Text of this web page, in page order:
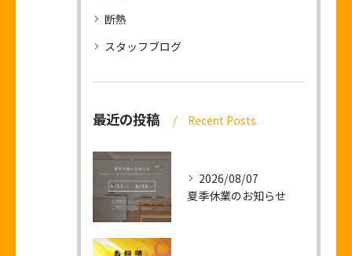
断熱
スタッフブログ
最近の投稿 Recent Posts
2026/08/07
夏季休業のお知らせ